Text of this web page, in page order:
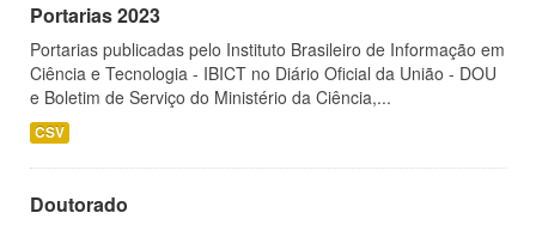
Portarias 2023
Portarias publicadas pelo Instituto Brasileiro de Informação em
Ciência e Tecnologia - IBICT no Diário Oficial da União - DOU
e Boletim de Serviço do Ministério da Ciência,...
CSV
Doutorado